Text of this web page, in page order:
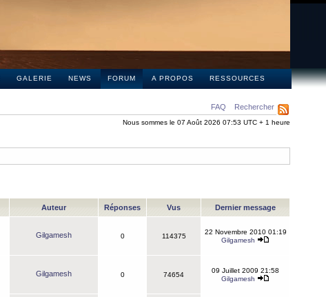
GALERIE NEWS FORUM A PROPOS RESSOURCES
FAQ Rechercher
Nous sommes le 07 Août 2026 07:53 UTC + 1 heure
Auteur Réponses Vus Dernier message
Gilgamesh 0 114375
22 Novembre 2010 01:19
Gilgamesh
Gilgamesh 0 74654
09 Juillet 2009 21:58
Gilgamesh